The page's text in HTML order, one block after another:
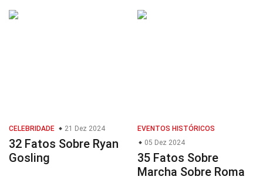
CELEBRIDADE 21 Dez 2024
32 Fatos Sobre Ryan
Gosling
EVENTOS HISTÓRICOS
05 Dez 2024
35 Fatos Sobre
Marcha Sobre Roma